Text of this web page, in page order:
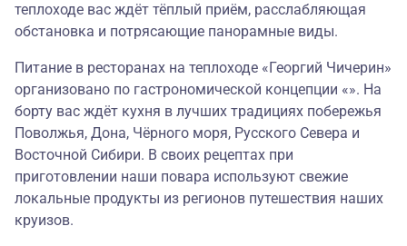
теплоходе вас ждёт тёплый приём, расслабляющая
обстановка и потрясающие панорамные виды.
Питание в ресторанах на теплоходе «Георгий Чичерин»
организовано по гастрономической концепции «». На
борту вас ждёт кухня в лучших традициях побережья
Поволжья, Дона, Чёрного моря, Русского Севера и
Восточной Сибири. В своих рецептах при
приготовлении наши повара используют свежие
локальные продукты из регионов путешествия наших
круизов.